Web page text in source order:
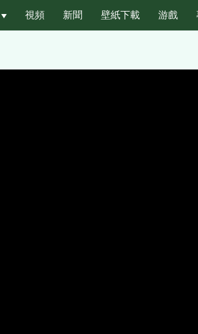
視頻 新聞 壁紙下載 游戲